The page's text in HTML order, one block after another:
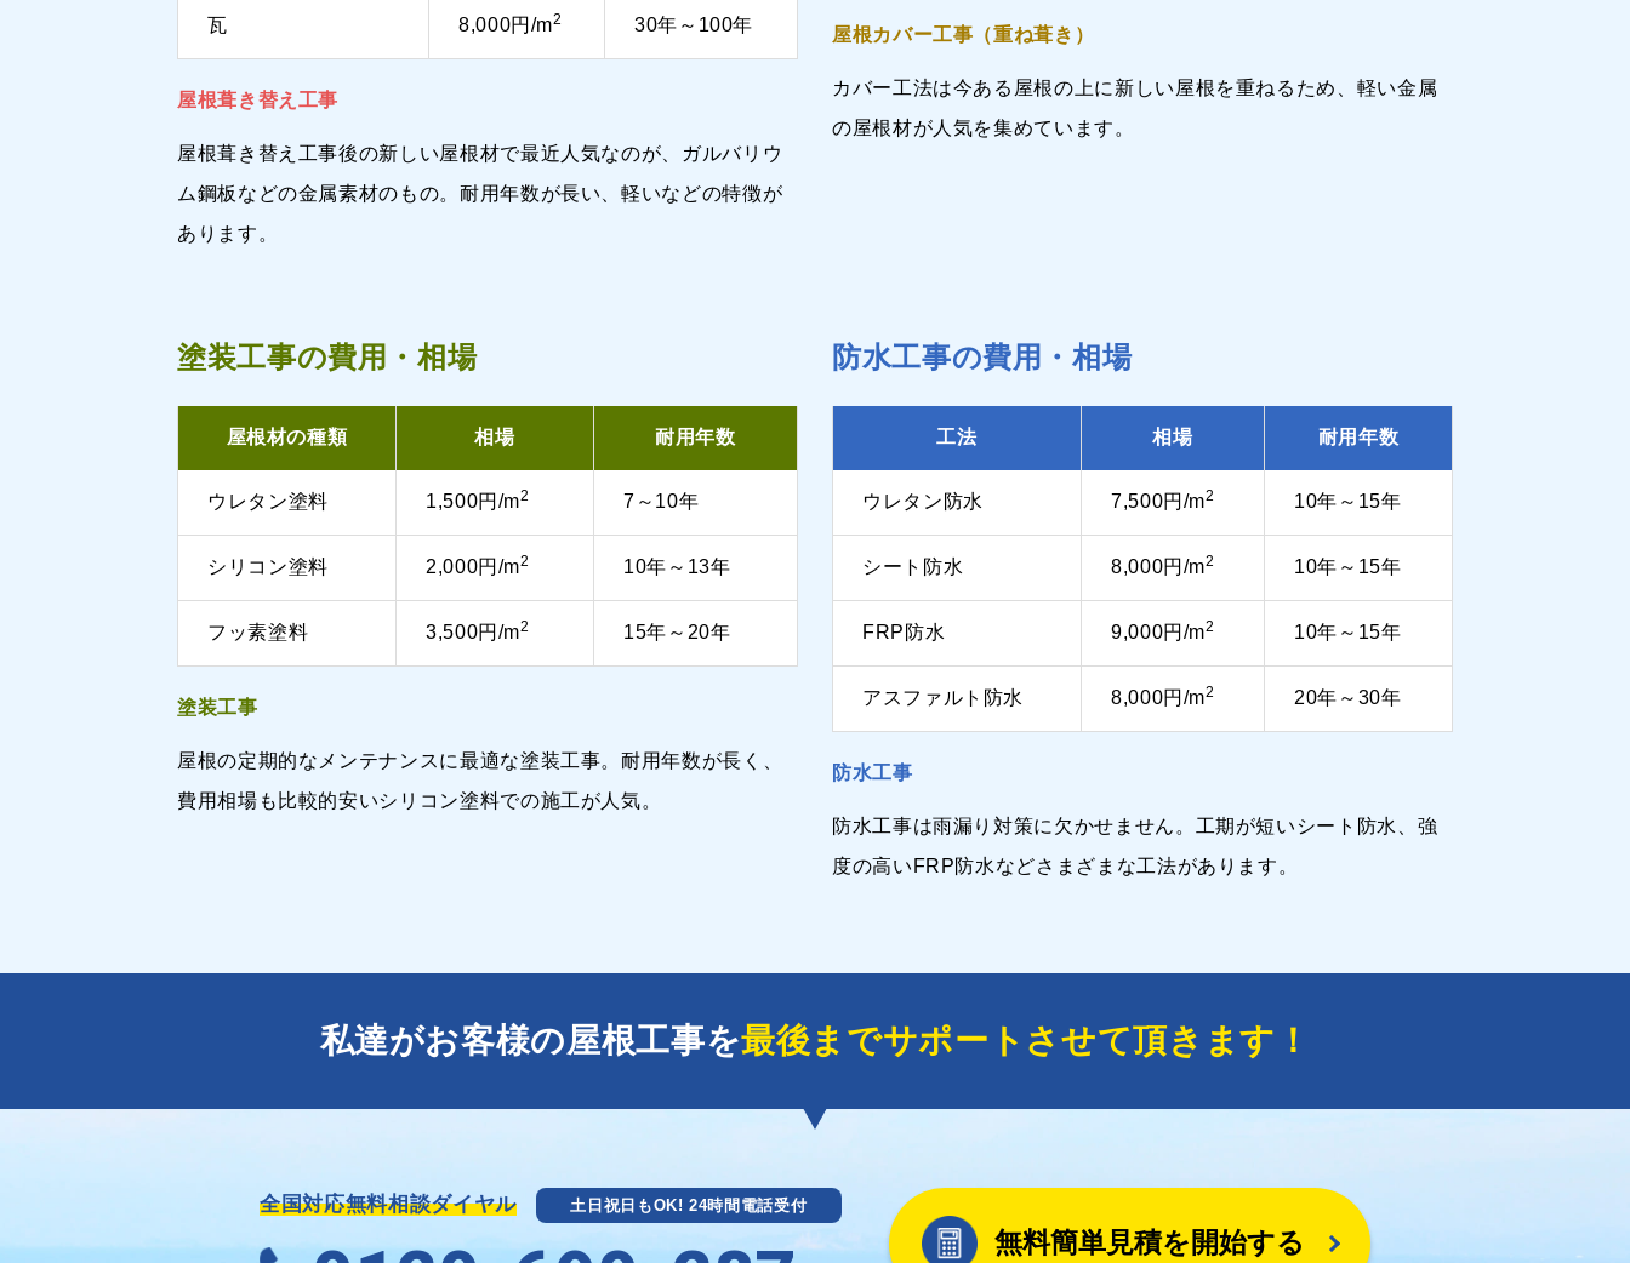
瓦 8,000円/m2 30年～100年
屋根葺き替え工事
屋根葺き替え工事後の新しい屋根材で最近人気なのが、ガルバリウ
ム鋼板などの金属素材のもの。耐用年数が長い、軽いなどの特徴が
あります。
屋根カバー工事（重ね葺き）
カバー工法は今ある屋根の上に新しい屋根を重ねるため、軽い金属
の屋根材が人気を集めています。
塗装工事の費用・相場
屋根材の種類 相場 耐用年数
ウレタン塗料 1,500円/m2 7～10年
シリコン塗料 2,000円/m2 10年～13年
フッ素塗料 3,500円/m2 15年～20年
塗装工事
屋根の定期的なメンテナンスに最適な塗装工事。耐用年数が長く、
費用相場も比較的安いシリコン塗料での施工が人気。
防水工事の費用・相場
工法 相場 耐用年数
ウレタン防水 7,500円/m2 10年～15年
シート防水 8,000円/m2 10年～15年
FRP防水 9,000円/m2 10年～15年
アスファルト防水 8,000円/m2 20年～30年
防水工事
防水工事は雨漏り対策に欠かせません。工期が短いシート防水、強
度の高いFRP防水などさまざまな工法があります。
私達がお客様の屋根工事を最後までサポートさせて頂きます！
全国対応無料相談ダイヤル 土日祝日もOK! 24時間電話受付
無料簡単見積を開始する